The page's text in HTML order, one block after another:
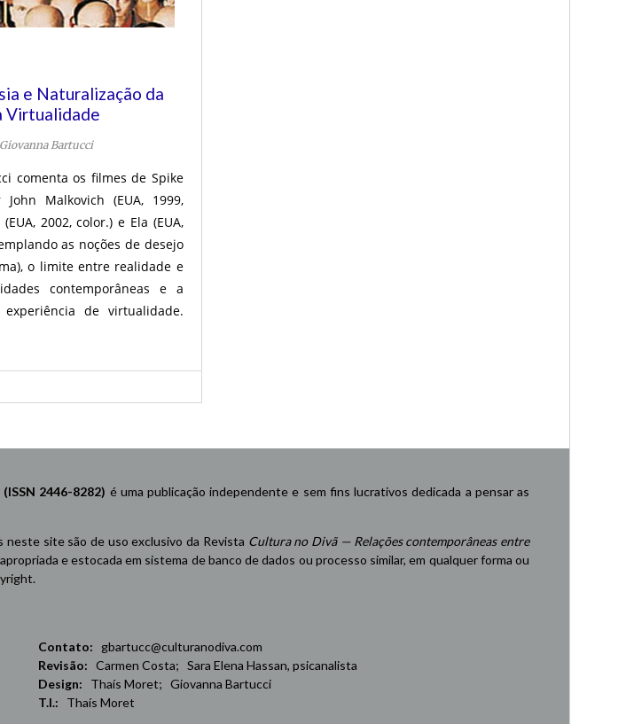
e Naturalização da
Virtualidade
Giovanna Bartucci
comenta os filmes de Spike
John Malkovich (EUA, 1999,
2002, color.) e Ela (EUA,
as noções de desejo
o limite entre realidade e
contemporâneas e a
de virtualidade.
2446-8282) é uma publicação independente e sem fins lucrativos dedicada a pensar as
site são de uso exclusivo da Revista Cultura no Divã — Relações contemporâneas entre
e estocada em sistema de banco de dados ou processo similar, em qualquer forma ou
Contato: gbartucc@culturanodiva.com
Revisão: Carmen Costa; Sara Elena Hassan, psicanalista
Design: Thaís Moret; Giovanna Bartucci
T.I.: Thaís Moret